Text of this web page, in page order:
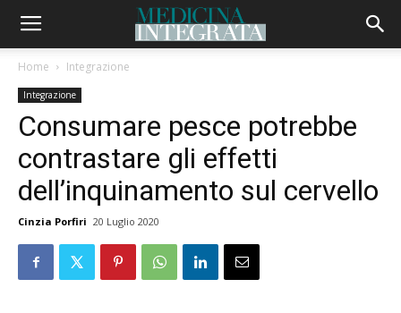
Home Integrazione
Integrazione
Consumare pesce potrebbe
contrastare gli effetti
dell’inquinamento sul cervello
Cinzia Porfiri 20 Luglio 2020